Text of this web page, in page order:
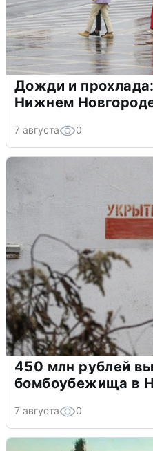
Дожди и
Нижнем
7 августа 0
450 млн рублей
бомбоубежища в
7 августа 0